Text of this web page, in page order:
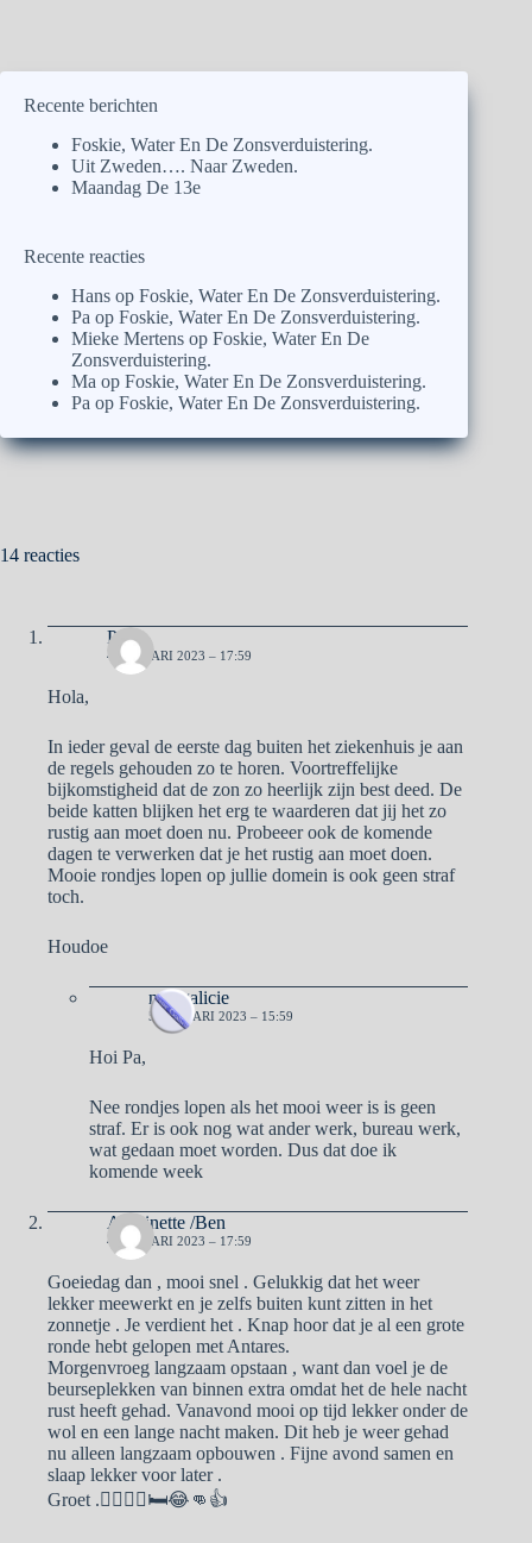
Recente berichten
Foskie, Water En De Zonsverduistering.
Uit Zweden…. Naar Zweden.
Maandag De 13e
Recente reacties
Hans op Foskie, Water En De Zonsverduistering.
Pa op Foskie, Water En De Zonsverduistering.
Mieke Mertens op Foskie, Water En De
Zonsverduistering.
Ma op Foskie, Water En De Zonsverduistering.
Pa op Foskie, Water En De Zonsverduistering.
14 reacties
Pa
4 JANUARI 2023 – 17:59
Hola,
In ieder geval de eerste dag buiten het ziekenhuis je aan
de regels gehouden zo te horen. Voortreffelijke
bijkomstigheid dat de zon zo heerlijk zijn best deed. De
beide katten blijken het erg te waarderen dat jij het zo
rustig aan moet doen nu. Probeeer ook de komende
dagen te verwerken dat je het rustig aan moet doen.
Mooie rondjes lopen op jullie domein is ook geen straf
toch.
Houdoe
naargalicie
5 JANUARI 2023 – 15:59
Hoi Pa,
Nee rondjes lopen als het mooi weer is is geen
straf. Er is ook nog wat ander werk, bureau werk,
wat gedaan moet worden. Dus dat doe ik
komende week
Antoinette /Ben
4 JANUARI 2023 – 17:59
Goeiedag dan , mooi snel . Gelukkig dat het weer
lekker meewerkt en je zelfs buiten kunt zitten in het
zonnetje . Je verdient het . Knap hoor dat je al een grote
ronde hebt gelopen met Antares.
Morgenvroeg langzaam opstaan , want dan voel je de
beurseplekken van binnen extra omdat het de hele nacht
rust heeft gehad. Vanavond mooi op tijd lekker onder de
wol en een lange nacht maken. Dit heb je weer gehad
nu alleen langzaam opbouwen . Fijne avond samen en
slaap lekker voor later .
Groet .🙋‍♂️🙋‍♀️🛏😂👊👍